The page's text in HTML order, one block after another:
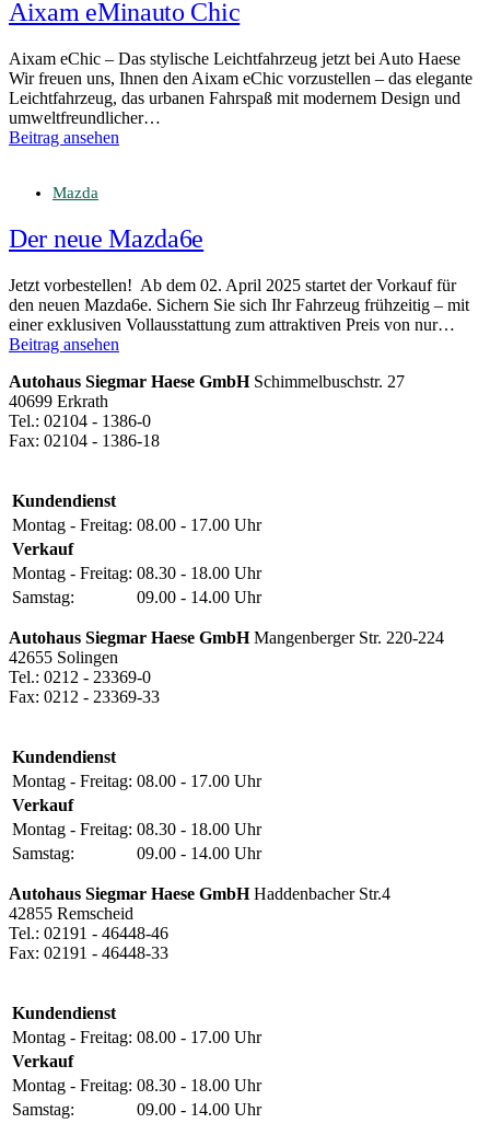
Aixam eMinauto Chic
Aixam eChic – Das stylische Leichtfahrzeug jetzt bei Auto Haese
Wir freuen uns, Ihnen den Aixam eChic vorzustellen – das elegante
Leichtfahrzeug, das urbanen Fahrspaß mit modernem Design und
umweltfreundlicher…
Beitrag ansehen
Mazda
Der neue Mazda6e
Jetzt vorbestellen! Ab dem 02. April 2025 startet der Vorkauf für
den neuen Mazda6e. Sichern Sie sich Ihr Fahrzeug frühzeitig – mit
einer exklusiven Vollausstattung zum attraktiven Preis von nur…
Beitrag ansehen
Autohaus Siegmar Haese GmbHSchimmelbuschstr. 27
40699 Erkrath
Tel.: 02104 - 1386-0
Fax: 02104 - 1386-18
Kundendienst
Montag - Freitag: 08.00 - 17.00 Uhr
Verkauf
Montag - Freitag: 08.30 - 18.00 Uhr
Samstag:
09.00 - 14.00 Uhr
Autohaus Siegmar Haese GmbHMangenberger Str. 220-224
42655 Solingen
Tel.: 0212 - 23369-0
Fax: 0212 - 23369-33
Kundendienst
Montag - Freitag: 08.00 - 17.00 Uhr
Verkauf
Montag - Freitag: 08.30 - 18.00 Uhr
Samstag:
09.00 - 14.00 Uhr
Autohaus Siegmar Haese GmbHHaddenbacher Str.4
42855 Remscheid
Tel.: 02191 - 46448-46
Fax: 02191 - 46448-33
Kundendienst
Montag - Freitag: 08.00 - 17.00 Uhr
Verkauf
Montag - Freitag: 08.30 - 18.00 Uhr
Samstag:
09.00 - 14.00 Uhr